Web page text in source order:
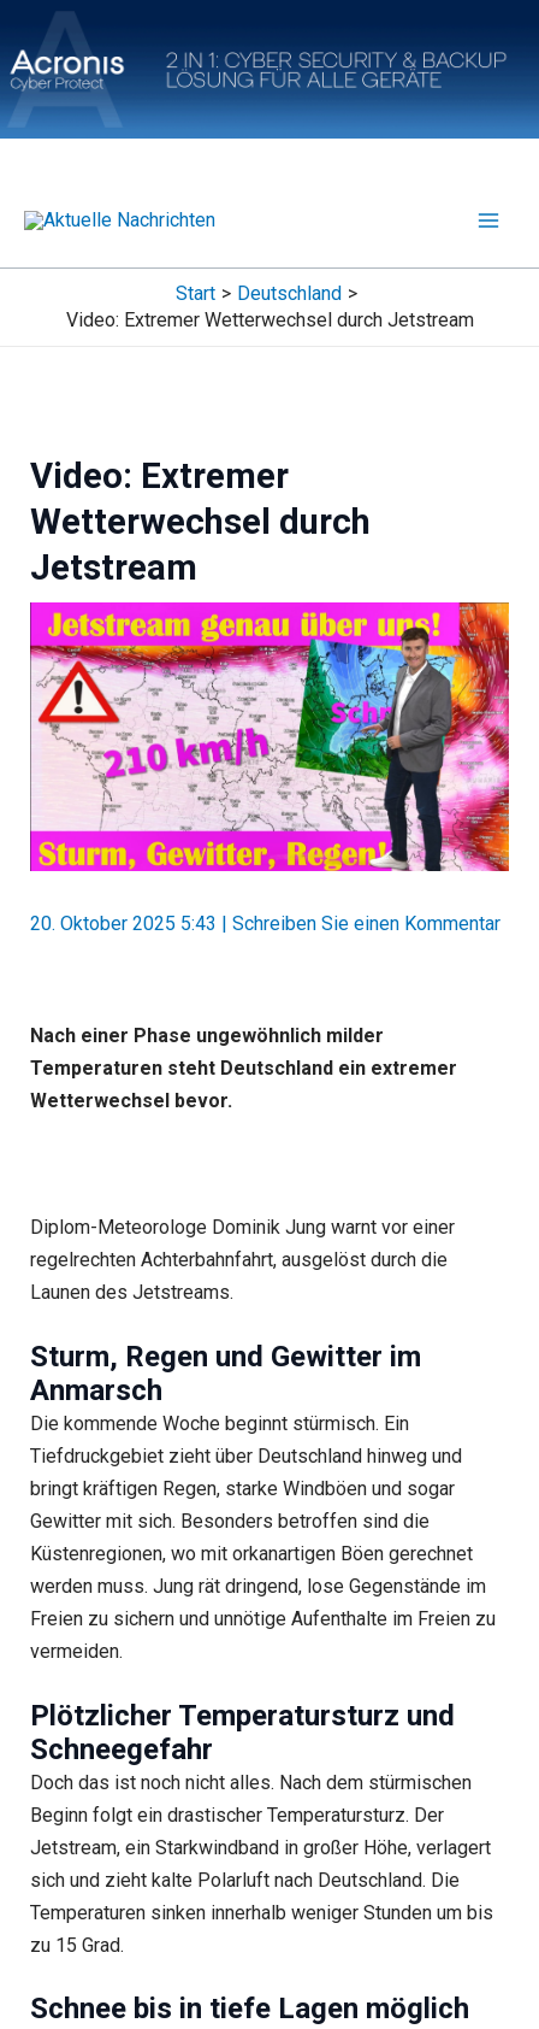
Inhalt
springen
Start
Deutschland
Video: Extremer Wetterwechsel durch Jetstream
Video: Extremer
Wetterwechsel durch
Jetstream
20. Oktober 2025 5:43 | Schreiben Sie einen Kommentar
Nach einer Phase ungewöhnlich milder
Temperaturen steht Deutschland ein extremer
Wetterwechsel bevor.
Diplom-Meteorologe Dominik Jung warnt vor einer
regelrechten Achterbahnfahrt, ausgelöst durch die
Launen des Jetstreams.
Sturm, Regen und Gewitter im
Anmarsch
Die kommende Woche beginnt stürmisch. Ein
Tiefdruckgebiet zieht über Deutschland hinweg und
bringt kräftigen Regen, starke Windböen und sogar
Gewitter mit sich. Besonders betroffen sind die
Küstenregionen, wo mit orkanartigen Böen gerechnet
werden muss. Jung rät dringend, lose Gegenstände im
Freien zu sichern und unnötige Aufenthalte im Freien zu
vermeiden.
Plötzlicher Temperatursturz und
Schneegefahr
Doch das ist noch nicht alles. Nach dem stürmischen
Beginn folgt ein drastischer Temperatursturz. Der
Jetstream, ein Starkwindband in großer Höhe, verlagert
sich und zieht kalte Polarluft nach Deutschland. Die
Temperaturen sinken innerhalb weniger Stunden um bis
zu 15 Grad.
Schnee bis in tiefe Lagen möglich